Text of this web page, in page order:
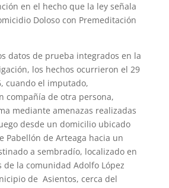
en el hecho que la ley señala
Doloso con Premeditación
datos de prueba integrados en la
los hechos ocurrieron el 29
cuando el imputado,
compañía de otra persona,
mediante amenazas realizadas
desde un domicilio ubicado
Pabellón de Arteaga hacia un
a sembradío, localizado en
de la comunidad Adolfo López
de Asientos, cerca del